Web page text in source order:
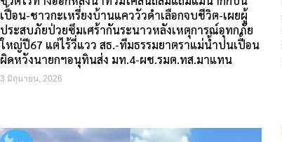
เปื้อน-ชาวกะเหรี่ยงบ้านแคววัวดำเลือกจบชีวิต-เผยผู้
ประสบภัยป่วยซึมเศร้ากันระนาวหลังเหตุการณ์อุทกภัย
ใหญ่ปี67 แต่ไร้วี่แวว สธ.-ทีมธรรมยาตราแม่น้ำปนเปื้อน
ผิดหวังนายกฯอนุทินส่ง มท.4-ผช.รมต.ทส.มาแทน
3 มิถุนายน, 2026